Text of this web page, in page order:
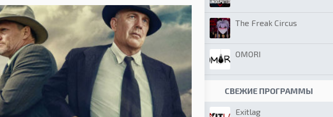
The Freak Circus
OMORI
СВЕЖИЕ ПРОГРАММЫ
Exitlag